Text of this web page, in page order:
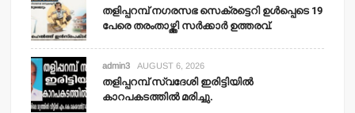
തളിപ്പറമ്പ് നഗരസഭ സെക്രട്ടെറി ഉള്‍പ്പെടെ 19
പേരെ തരംതാഴ്ത്തി സര്‍ക്കാര്‍ ഉത്തരവ്.
admin3 AUGUST 6, 2026
തളിപ്പറമ്പ് സ്വദേശി ഇരിട്ടിയില്‍
കാറപകടത്തില്‍ മരിച്ചു.